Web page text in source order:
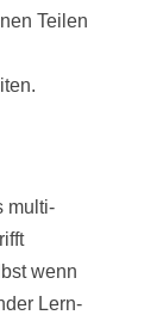
Teilen
multi-
wenn
Lern-